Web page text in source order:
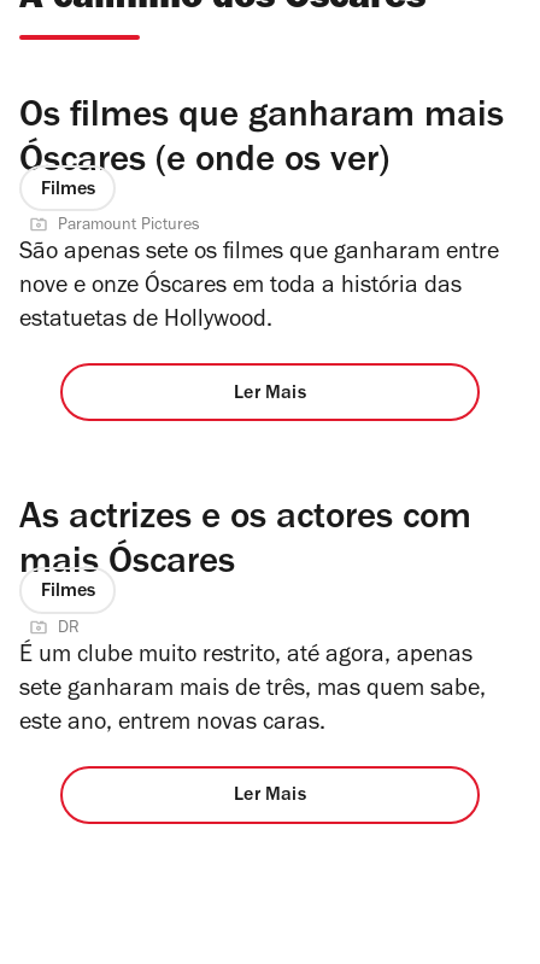
Os filmes que ganharam mais
Óscares (e onde os ver)
Filmes
Paramount Pictures
São apenas sete os filmes que ganharam entre
nove e onze Óscares em toda a história das
estatuetas de Hollywood.
Ler Mais
As actrizes e os actores com
mais Óscares
Filmes
DR
É um clube muito restrito, até agora, apenas
sete ganharam mais de três, mas quem sabe,
este ano, entrem novas caras.
Ler Mais